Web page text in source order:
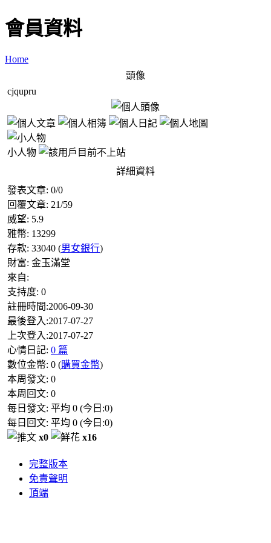
會員資料
Home
頭像
cjqupru
小人物
詳細資料
發表文章: 0/0
回覆文章: 21/59
威望: 5.9
雅幣: 13299
存款: 33040 (男女銀行)
財富: 金玉滿堂
來自:
支持度: 0
註冊時間:2006-09-30
最後登入:2017-07-27
上次登入:2017-07-27
心情日記: 0 篇
數位金幣: 0 (購買金幣)
本周發文: 0
本周回文: 0
每日發文: 平均 0 (今日:0)
每日回文: 平均 0 (今日:0)
x0
x16
完整版本
免責聲明
頂端